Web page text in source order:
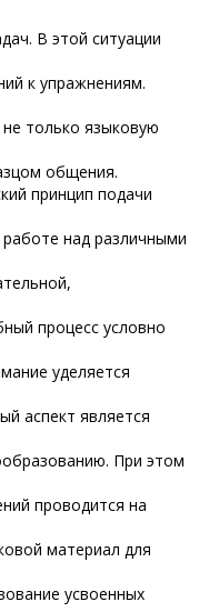
В этой ситуации
к упражнениям.
только языковую
общения.
принцип подачи
над различными
процесс условно
уделяется
аспект является
При этом
проводится на
материал для
усвоенных